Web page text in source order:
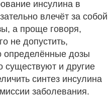
инсулина в
влечёт за собой
а проще говоря,
не допустить,
определённые дозы
существуют и другие
синтез инсулина
заболевания.